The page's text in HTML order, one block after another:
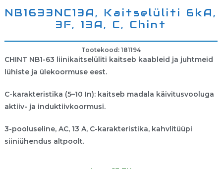
NB1633NC13A, Kaitselüliti 6kA,
3F, 13A, C, Chint
Tootekood: 181194
CHINT NB1-63 liinikaitselüliti kaitseb kaableid ja juhtmeid
lühiste ja ülekoormuse eest.
C-karakteristika (5–10 In): kaitseb madala käivitusvooluga
aktiiv- ja induktiivkoormusi.
3-pooluseline, AC, 13 A, C-karakteristika, kahvlitüüpi
siiniühendus altpoolt.